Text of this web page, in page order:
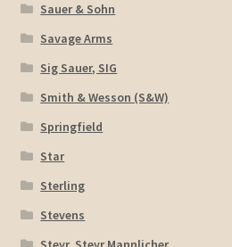
Sauer & Sohn
Savage Arms
Sig Sauer, SIG
Smith & Wesson (S&W)
Springfield
Star
Sterling
Stevens